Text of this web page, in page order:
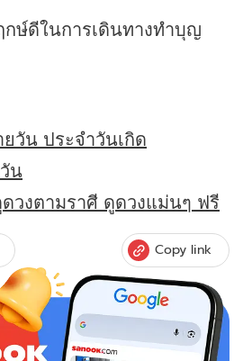
กษ์ดีในการเดินทางทำบุญ
วัน ประจำวันเกิด
น
วงตามราศี ดูดวงแม่นๆ ฟรี
Copy link